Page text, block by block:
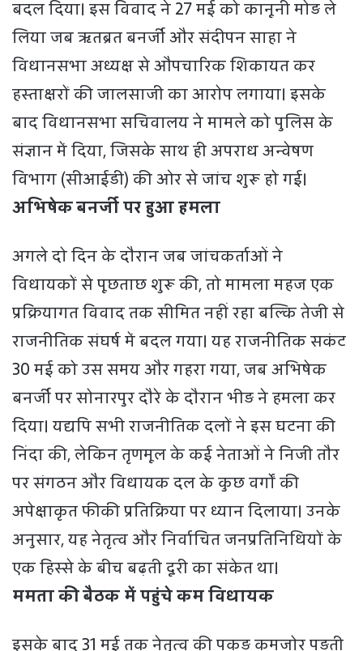
बदल दिया। इस विवाद ने 27 मई को कानूनी मोड़ ले
लिया जब ऋतब्रत बनर्जी और संदीपन साहा ने
विधानसभा अध्यक्ष से औपचारिक शिकायत कर
हस्ताक्षरों की जालसाजी का आरोप लगाया। इसके
बाद विधानसभा सचिवालय ने मामले को पुलिस के
संज्ञान में दिया, जिसके साथ ही अपराध अन्वेषण
विभाग (सीआईडी) की ओर से जांच शुरू हो गई।
अभिषेक बनर्जी पर हुआ हमला
अगले दो दिन के दौरान जब जांचकर्ताओं ने
विधायकों से पूछताछ शुरू की, तो मामला महज एक
प्रक्रियागत विवाद तक सीमित नहीं रहा बल्कि तेजी से
राजनीतिक संघर्ष में बदल गया। यह राजनीतिक सकंट
30 मई को उस समय और गहरा गया, जब अभिषेक
बनर्जी पर सोनारपुर दौरे के दौरान भीड़ ने हमला कर
दिया। यद्यपि सभी राजनीतिक दलों ने इस घटना की
निंदा की, लेकिन तृणमूल के कई नेताओं ने निजी तौर
पर संगठन और विधायक दल के कुछ वर्गों की
अपेक्षाकृत फीकी प्रतिक्रिया पर ध्यान दिलाया। उनके
अनुसार, यह नेतृत्व और निर्वाचित जनप्रतिनिधियों के
एक हिस्से के बीच बढ़ती दूरी का संकेत था।
ममता की बैठक में पहुंचे कम विधायक
इसके बाद 31 मई तक नेतृत्व की पकड़ कमजोर पड़ती